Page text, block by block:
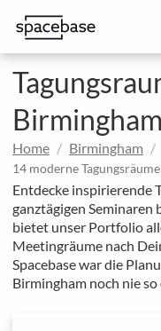
Birmingham
Home Birmingham
14 moderne
Entdecke inspirierende
ganztägigen
bietet unser Portfolio
Meetingräume nach
Spacebase war die
Birmingham noch nie so